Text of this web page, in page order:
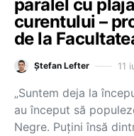
paralel cu
curentului –
de la
Ștefan Lefter 11
„Suntem deja la
au început să
Negre. Puțini însă